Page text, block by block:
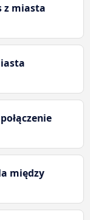
z miasta
między